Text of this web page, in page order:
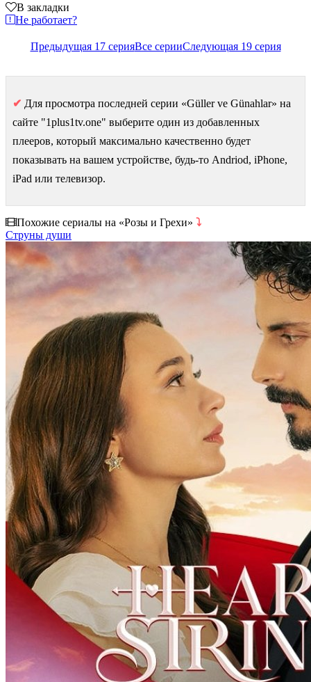
В закладки
Не работает?
Предыдущая 17 серияВсе серииСледующая 19 серия
✔ Для просмотра последней серии «Güller ve Günahlar» на
сайте "1plus1tv.one" выберите один из добавленных
плееров, который максимально качественно будет
показывать на вашем устройстве, будь-то Andriod, iPhone,
iPad или телевизор.
Похожие сериалы на «Розы и Грехи» ⤵
Струны души